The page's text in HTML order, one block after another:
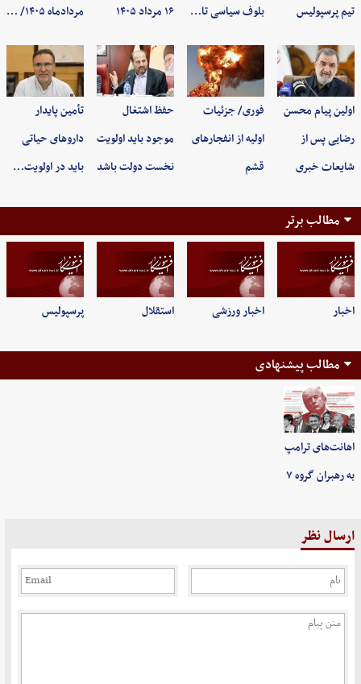
تیم پرسپولیس بلوف سیاسی تا… ۱۶ مرداد ۱۴۰۵ مردادماه ۱۴۰۵/ …
اولین پیام محسن
رضایی پس از
شایعات خبری
فوری/ جزئیات
اولیه از انفجارهای
قشم
حفظ اشتغال
موجود باید اولویت
نخست دولت باشد
تأمین پایدار
داروهای حیاتی
باید در اولویت…
مطالب برتر
اخبار اخبار ورزشی استقلال پرسپولیس
مطالب پیشنهادی
اهانت‌های ترامپ
به رهبران گروه ۷
ارسال نظر